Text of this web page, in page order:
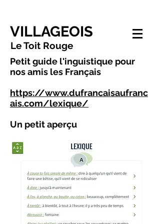
VILLAGEOIS
Le Toit Rouge
Petit guide l'inguistique pour
nos amis les Français
https://www.dufrancaisaufranc
ais.com/lexique/
Un petit aperçu